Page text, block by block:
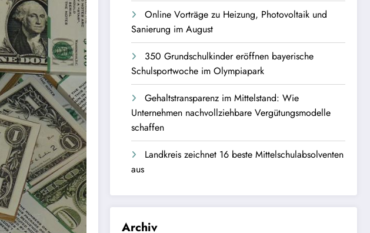
Online Vorträge zu Heizung, Photovoltaik und
Sanierung im August
350 Grundschulkinder eröffnen bayerische
Schulsportwoche im Olympiapark
Gehaltstransparenz im Mittelstand: Wie
Unternehmen nachvollziehbare Vergütungsmodelle
schaffen
Landkreis zeichnet 16 beste Mittelschulabsolventen
aus
Archiv